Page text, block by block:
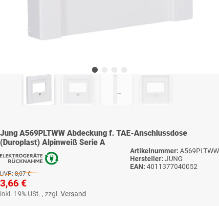
Jung A569PLTWW Abdeckung f. TAE-Anschlussdose
(Duroplast) Alpinweiß Serie A
Artikelnummer: A569PLTWW
Hersteller: JUNG
EAN: 4011377040052
UVP: 8,07 €
3,66 €
inkl. 19% USt. , zzgl. Versand